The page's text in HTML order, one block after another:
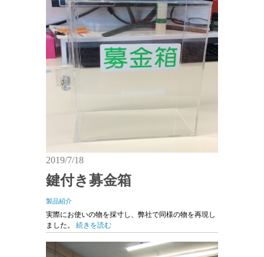
2019/7/18
鍵付き募金箱
製品紹介
実際にお使いの物を採寸し、弊社で同様の物を再現し
ました。 続きを読む